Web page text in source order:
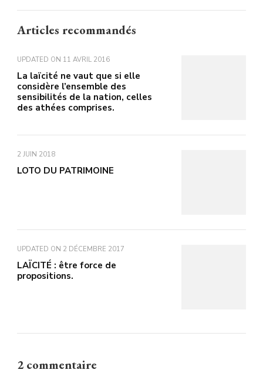
Articles recommandés
UPDATED ON 11 AVRIL 2016
La laïcité ne vaut que si elle
considère l’ensemble des
sensibilités de la nation, celles
des athées comprises.
2 JUIN 2018
LOTO DU PATRIMOINE
UPDATED ON 2 DÉCEMBRE 2017
LAÏCITÉ : être force de
propositions.
2 commentaire